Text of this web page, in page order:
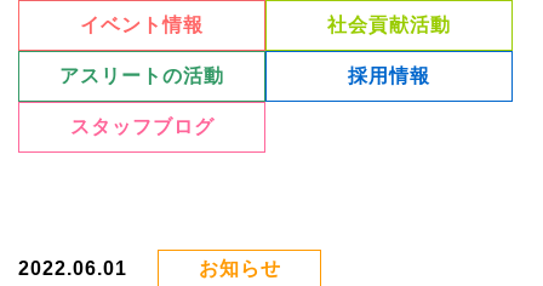
イベント情報 社会貢献活動
アスリートの活動 採用情報
スタッフブログ
2022.06.01 お知らせ